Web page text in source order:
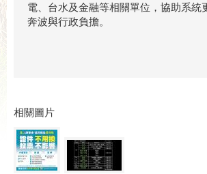
電、台水及金融等相關單位，協助系統
奔波與行政負擔。
相關圖片